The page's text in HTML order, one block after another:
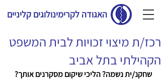
האגודה לקרימינולוגים קליניים
רכז/ת מיצוי זכויות לבית המשפט
הקהילתי בתל אביב
שחקנ/ית נשמה? הליכי שיקום מסקרנים אותך?